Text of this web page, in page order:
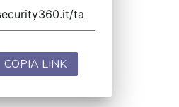
COPIA LINK